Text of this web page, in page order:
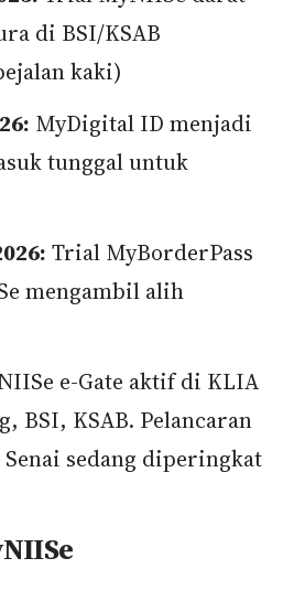
di BSI/KSAB
kaki)
MyDigital ID menjadi
tunggal untuk
Trial MyBorderPass
mengambil alih
e-Gate aktif di KLIA
BSI, KSAB. Pelancaran
sedang diperingkat